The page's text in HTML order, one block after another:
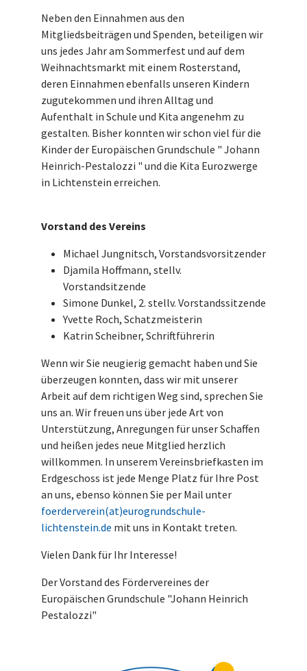
Neben den Einnahmen aus den
Mitgliedsbeiträgen und Spenden, beteiligen wir
uns jedes Jahr am Sommerfest und auf dem
Weihnachtsmarkt mit einem Rosterstand,
deren Einnahmen ebenfalls unseren Kindern
zugutekommen und ihren Alltag und
Aufenthalt in Schule und Kita angenehm zu
gestalten. Bisher konnten wir schon viel für die
Kinder der Europäischen Grundschule " Johann
Heinrich-Pestalozzi " und die Kita Eurozwerge
in Lichtenstein erreichen.
Vorstand des Vereins
Michael Jungnitsch, Vorstandsvorsitzender
Djamila Hoffmann, stellv.
Vorstandsitzende
Simone Dunkel, 2. stellv. Vorstandssitzende
Yvette Roch, Schatzmeisterin
Katrin Scheibner, Schriftführerin
Wenn wir Sie neugierig gemacht haben und Sie
überzeugen konnten, dass wir mit unserer
Arbeit auf dem richtigen Weg sind, sprechen Sie
uns an. Wir freuen uns über jede Art von
Unterstützung, Anregungen für unser Schaffen
und heißen jedes neue Mitglied herzlich
willkommen. In unserem Vereinsbriefkasten im
Erdgeschoss ist jede Menge Platz für Ihre Post
an uns, ebenso können Sie per Mail unter
foerderverein(at)eurogrundschule-
lichtenstein.de mit uns in Kontakt treten.
Vielen Dank für Ihr Interesse!
Der Vorstand des Fördervereines der
Europäischen Grundschule "Johann Heinrich
Pestalozzi"